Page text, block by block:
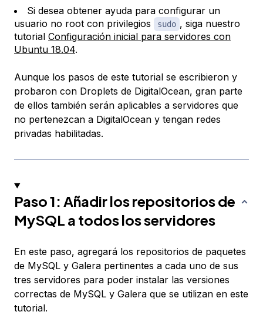
Si desea obtener ayuda para configurar un
usuario no root con privilegios
sudo , siga nuestro
tutorial Configuración inicial para servidores con
Ubuntu 18.04.
Aunque los pasos de este tutorial se escribieron y
probaron con Droplets de DigitalOcean, gran parte
de ellos también serán aplicables a servidores que
no pertenezcan a DigitalOcean y tengan redes
privadas habilitadas.
Paso 1: Añadir los repositorios de
MySQL a todos los servidores
En este paso, agregará los repositorios de paquetes
de MySQL y Galera pertinentes a cada uno de sus
tres servidores para poder instalar las versiones
correctas de MySQL y Galera que se utilizan en este
tutorial.